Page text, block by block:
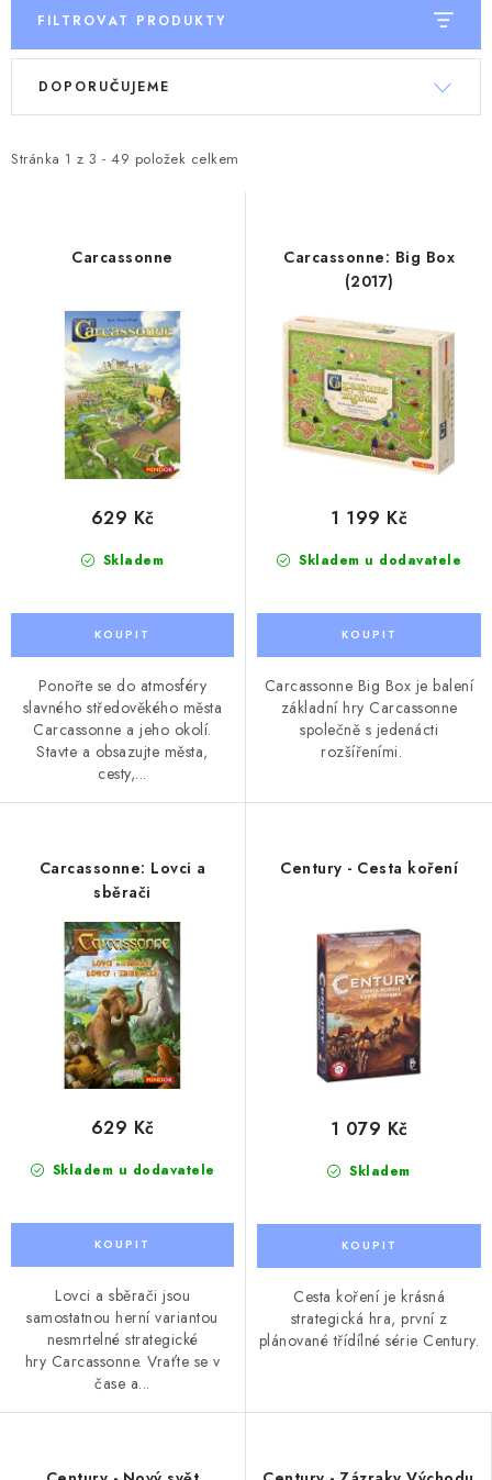
FILTROVAT PRODUKTY
V
i
Stránka 1 z 3 - 49 položek celkem
Ř
e
DOPORUČUJEME
Carcassonne
Skladem
629 Kč
Ponořte se do atmosféry
slavného středověkého města
Carcassonne a jeho okolí.
Stavte a obsazujte města,
cesty,...
Carcassonne: Big Box
(2017)
Skladem u dodavatele
1 199 Kč
Carcassonne Big Box je balení
základní hry Carcassonne
společně s jedenácti
rozšířeními.
Carcassonne: Lovci a
sběrači
Skladem u dodavatele
629 Kč
Lovci a sběrači jsou
samostatnou herní variantou
nesmrtelné strategické
hry Carcassonne. Vraťte se v
čase a...
Century - Cesta koření
Skladem
1 079 Kč
Cesta koření je krásná
strategická hra, první z
plánované třídílné série Century.